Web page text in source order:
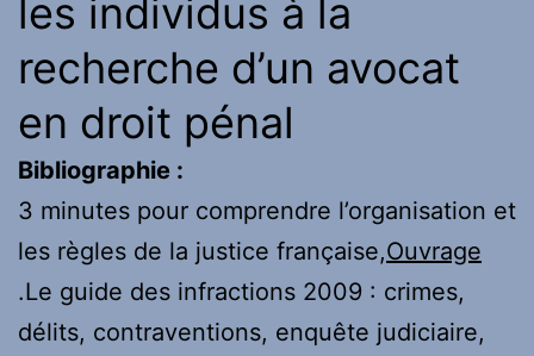
les individus à la
recherche d’un avocat
en droit pénal
Bibliographie :
3 minutes pour comprendre l’organisation et
les règles de la justice française,Ouvrage
.Le guide des infractions 2009 : crimes,
délits, contraventions, enquête judiciaire,